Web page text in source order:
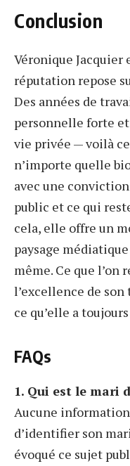
Conclusion
Véronique
réputation repose
Des années de
personnelle forte
vie privée — voilà
n’importe quelle
avec une
public et ce qui
cela, elle offre un
paysage
même. Ce que l’on
l’excellence de
ce qu’elle a
FAQs
1. Qui est le mari
Aucune
d’identifier son
évoqué ce sujet